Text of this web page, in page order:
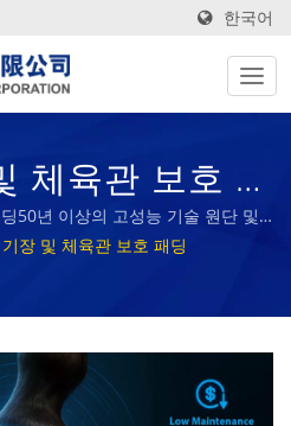
한국어
체육관 보호 패
가 있는 대만
50년 이상의 고성능 기술 원단 및
Nam Liong
장 및 체육관 보호 패딩